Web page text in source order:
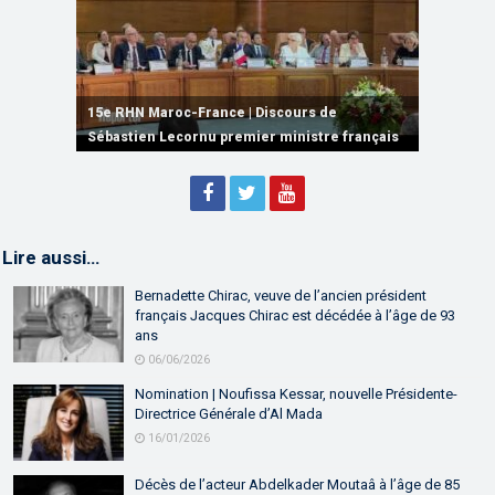
15e RHN Maroc-France | Signature de
plusieurs accords de coopération et de
partenariat
15e RHN Maroc-France | Discours de
Sébastien Lecornu premier ministre français
15e Réunion de Haut Niveau Maroc-France |
Discours de M. Aziz Akhannouch
Lire aussi…
Bernadette Chirac, veuve de l’ancien président
français Jacques Chirac est décédée à l’âge de 93
ans
06/06/2026
Nomination | Noufissa Kessar, nouvelle Présidente-
Directrice Générale d’Al Mada
16/01/2026
Décès de l’acteur Abdelkader Moutaâ à l’âge de 85